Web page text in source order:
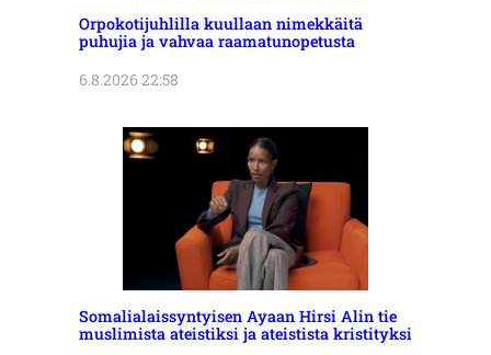
Orpokotijuhlilla kuullaan nimekkäitä
puhujia ja vahvaa raamatunopetusta
6.8.2026 22:58
Somalialaissyntyisen Ayaan Hirsi Alin tie
muslimista ateistiksi ja ateistista kristityksi